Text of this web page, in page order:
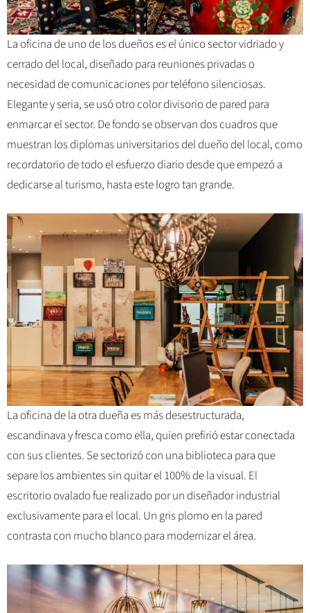
La oficina de uno de los dueños es el único sector vidriado y
cerrado del local, diseñado para reuniones privadas o
necesidad de comunicaciones por teléfono silenciosas.
Elegante y seria, se usó otro color divisorio de pared para
enmarcar el sector. De fondo se observan dos cuadros que
muestran los diplomas universitarios del dueño del local, como
recordatorio de todo el esfuerzo diario desde que empezó a
dedicarse al turismo, hasta este logro tan grande.
La oficina de la otra dueña es más desestructurada,
escandinava y fresca como ella, quien prefirió estar conectada
con sus clientes. Se sectorizó con una biblioteca para que
separe los ambientes sin quitar el 100% de la visual. El
escritorio ovalado fue realizado por un diseñador industrial
exclusivamente para el local. Un gris plomo en la pared
contrasta con mucho blanco para modernizar el área.